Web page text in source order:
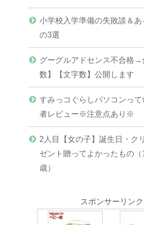
小学校入学準備の失敗談＆あ
の3選
グーグルアドセンス不合格→
数】【文字数】公開します
すみっコぐらしパソコンって
者レビュー※注意点あり※
2人目【女の子】誕生日・ク
ゼント贈ってよかったもの
歳）
スポンサーリンク